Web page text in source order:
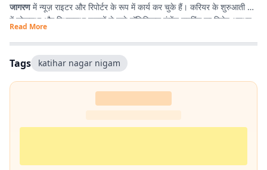
जागरणमें न्यूज़ राइटर और रिपोर्टर के रूप में कार्य कर चुके हैं। करियर के शुरुआती दौर
में लोकसभा और विधानसभा चुनावों से जुड़े पॉलिटिकल कंटेंट राइटिंग का विशेष अनुभव
प्राप्त किया। इसके अतिरिक्त उन्होंने
किया है, जिसके कारण साहित्य, पठन-पाठन, लेखन और कविता-सृजन में उनकी विशेष
रुचि है। सटीक, निष्पक्ष और प्रभावशाली लेखन के माध्यम से पाठकों तक विश्वसनीय
जानकारी पहुँचाना उनकी पेशेवर पहचान है।
Read More
Tags katihar nagar nigam